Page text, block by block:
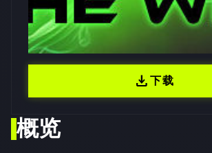
概览
download下载